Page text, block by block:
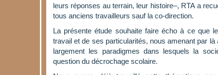
leurs réponses au terrain, leur histoire–, RTA a
tous anciens travailleurs sauf la co-direction.
La présente étude souhaite faire écho à ce que
travail et de ses particularités, nous amenant par là
largement les paradigmes dans lesquels la
question du décrochage scolaire.